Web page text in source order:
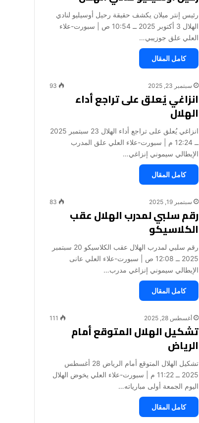
رئيس إنتر ميلان يكشف حقيقة رحيل أوسيليو لنادي
الهلال 3 أكتوبر 2025 ــ 10:54 ص | سبورت-علاء
العلي علق جوزيبي…
كامل المقال
سبتمبر 23, 2025 93
انزاغي يُعلق على تراجع أداء
الهلال
انزاغي يُعلق على تراجع أداء الهلال 23 سبتمبر 2025
ــ 12:24 م | سبورت-علاء العلي علق المدرب
الإيطالي سيموني إنزاغي…
كامل المقال
سبتمبر 19, 2025 83
رقم سلبي لمدرب الهلال عقب
الكلاسيكو
رقم سلبي لمدرب الهلال عقب الكلاسيكو 20 سبتمبر
2025 ــ 12:08 ص | سبورت-علاء العلي عانى
الإيطالي سيموني إنزاغي مدرب…
كامل المقال
أغسطس 28, 2025 111
تشكيل الهلال المتوقع أمام
الرياض
تشكيل الهلال المتوقع أمام الرياض 28 أغسطس
2025 ــ 11:22 م | سبورت-علاء العلي يخوض الهلال
اليوم الجمعة أولى مبارياته…
كامل المقال